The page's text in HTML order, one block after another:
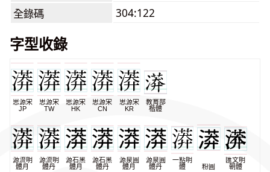
全錄碼
304:122
字型收錄
思源宋
JP
思源宋
TW
思源宋
HK
思源宋
CN
思源宋
KR
教育部
楷體
源流明
體月
源流明
體丹
源石黑
體月
源石黑
體丹
源泉圓
體月
源泉圓
體丹
一點明
體
粉圓
匯文明
朝體